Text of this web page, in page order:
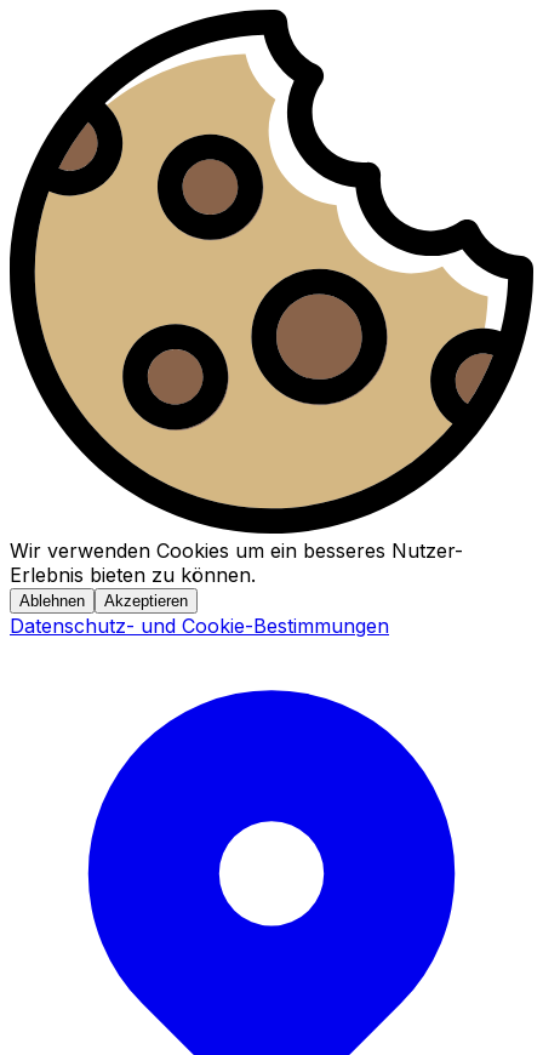
Wir verwenden Cookies um ein besseres Nutzer-
Erlebnis bieten zu können.
Ablehnen Akzeptieren
Datenschutz- und Cookie-Bestimmungen